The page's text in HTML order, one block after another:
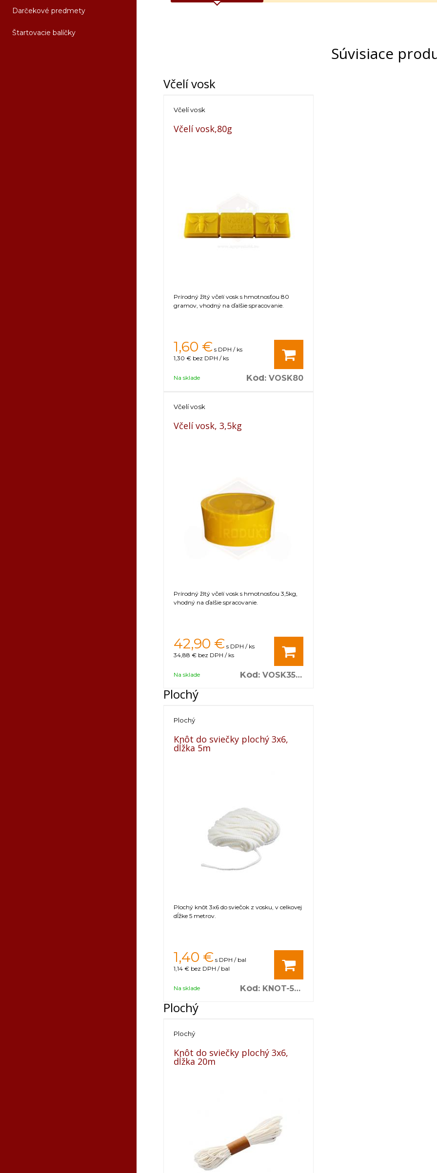
Darčekové predmety
Štartovacie balíčky
Súvisiace
Včelí vosk
Včelí vosk
Včelí vosk,80g
Prírodný žltý včelí vosk s hmotnosťou 80
gramov, vhodný na ďalšie spracovanie.
1,60 € s DPH / ks
1,30 € bez DPH / ks
Na sklade Kód: VOSK80
Včelí vosk
Včelí vosk, 3,5kg
Prírodný žltý včelí vosk s hmotnosťou 3,5kg,
vhodný na ďalšie spracovanie.
42,90 € s DPH / ks
34,88 € bez DPH / ks
Na sklade Kód: VOSK3500
Plochý
Plochý
Knôt do sviečky plochý 3x6,
dĺžka 5m
Plochý knôt 3x6 do sviečok z vosku, v celkovej
dĺžke 5 metrov.
1,40 € s DPH / bal
1,14 € bez DPH / bal
Na sklade Kód: KNOT-5M-3x6
Plochý
Plochý
Knôt do sviečky plochý 3x6,
dĺžka 20m